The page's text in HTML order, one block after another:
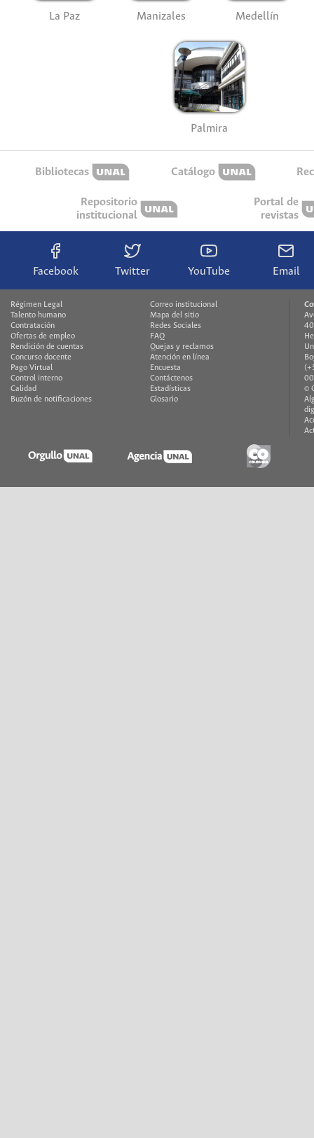
La Paz Manizales Medellín
Palmira
Bibliotecas Catálogo
Repositorio
institucional
Portal de
revistas
Facebook Twitter YouTube Email
Régimen Legal
Talento humano
Contratación
Ofertas de empleo
Rendición de cuentas
Concurso docente
Pago Virtual
Control interno
Calidad
Buzón de notificaciones
Correo institucional
Mapa del sitio
Redes Sociales
FAQ
Quejas y reclamos
Atención en línea
Encuesta
Contáctenos
Estadísticas
Glosario
©